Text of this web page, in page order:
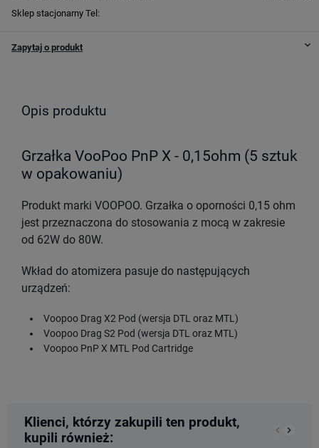
Sklep stacjonarny Tel:
Zapytaj o produkt keyboard_arrow_down
Opis produktu
Grzałka VooPoo PnP X - 0,15ohm (5 sztuk
w opakowaniu)
Produkt marki VOOPOO. Grzałka o oporności 0,15 ohm
jest przeznaczona do stosowania z mocą w zakresie
od 62W do 80W.
Wkład do atomizera pasuje do następujących
urządzeń:
Voopoo Drag X2 Pod (wersja DTL oraz MTL)
Voopoo Drag S2 Pod (wersja DTL oraz MTL)
Voopoo PnP X MTL Pod Cartridge
Klienci, którzy zakupili ten produkt,
kupili również:
keyboard_arrow_left keyboard_arrow_right